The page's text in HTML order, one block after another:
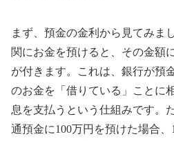
まず、預金の金利から見てみま
関にお金を預けると、その金額
が付きます。これは、銀行が預
のお金を「借りている」ことに
息を支払うという仕組みです。
通預金に100万円を預けた場合